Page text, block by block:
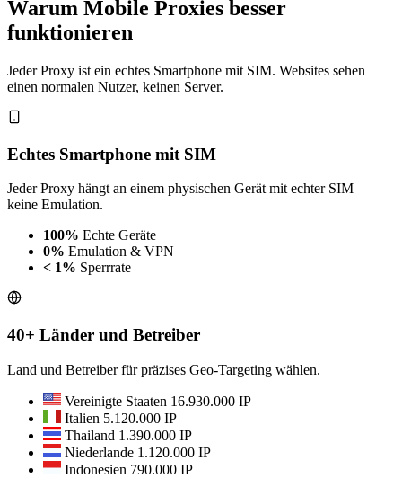
Warum Mobile Proxies besser
funktionieren
Jeder Proxy ist ein echtes Smartphone mit SIM. Websites sehen
einen normalen Nutzer, keinen Server.
Echtes Smartphone mit SIM
Jeder Proxy hängt an einem physischen Gerät mit echter SIM—
keine Emulation.
100% Echte Geräte
0% Emulation & VPN
< 1% Sperrrate
40+ Länder und Betreiber
Land und Betreiber für präzises Geo-Targeting wählen.
Vereinigte Staaten 16.930.000 IP
Italien 5.120.000 IP
Thailand 1.390.000 IP
Niederlande 1.120.000 IP
Indonesien 790.000 IP